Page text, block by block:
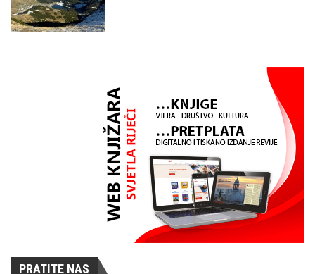
PRATITE NAS